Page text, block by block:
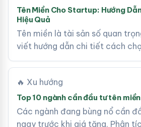
Tên Miền Cho Startup: Hướng
Hiệu Quả
Tên miền là tài sản số quan
viết hướng dẫn chi tiết cách
🔥 Xu hướng
Top 10 ngành cần đầu tư tên
Các ngành đang bùng nổ cần
ngay trước khi giá tăng. Phân